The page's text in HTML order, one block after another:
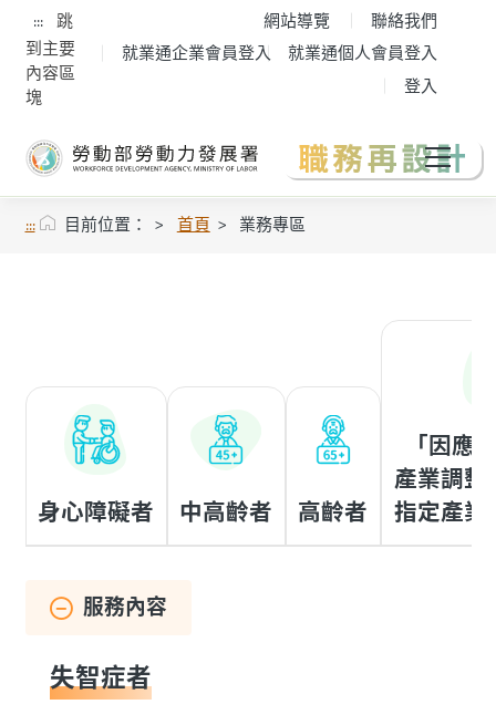
:::
跳
到主要
內容區
塊
網站導覽
聯絡我們
就業通企業會員登入
就業通個人會員登入
登入
::: 目前位置： 首頁 業務專區
身心障礙者 中高齡者 高齡者
「因應
產業調整
指定產業
服務內容
失智症者